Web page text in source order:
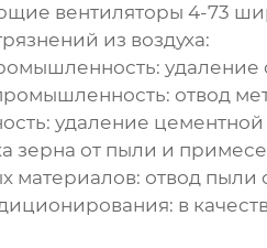
вентиляторы 4-73
из воздуха:
удаление
отвод
удаление цементной
зерна от пыли и
материалов: отвод пыли
в